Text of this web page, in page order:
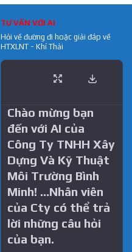
TƯ VẤN VỚI AI
Hỏi về đường đi hoặc giải đáp về
HTXLNT - Khí Thải
Chào mừng bạn
đến với AI của
Công Ty TNHH Xây
Dựng Và Kỹ Thuật
Môi Trường Bình
Minh! …Nhân viên
của Cty có thể trả
lời những câu hỏi
của bạn.